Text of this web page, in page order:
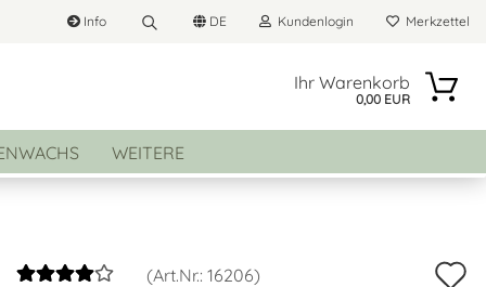
Info DE Kundenlogin
E-Mail
Merkzettel
Ihr Warenkorb
0,00 EUR
WEITERE
(Art.Nr.: 16206)